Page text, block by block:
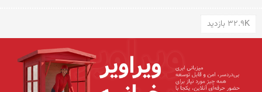
32.9K بازدید